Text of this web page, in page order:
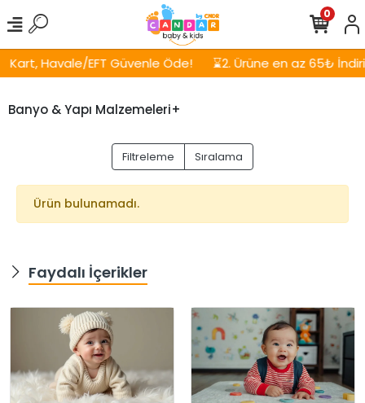
Havale/EFT Güvenle Öde! ⌛2. Ürüne en az 65₺
0
Banyo & Yapı Malzemeleri+
Filtreleme Sıralama
Ürün bulunamadı.
Faydalı İçerikler